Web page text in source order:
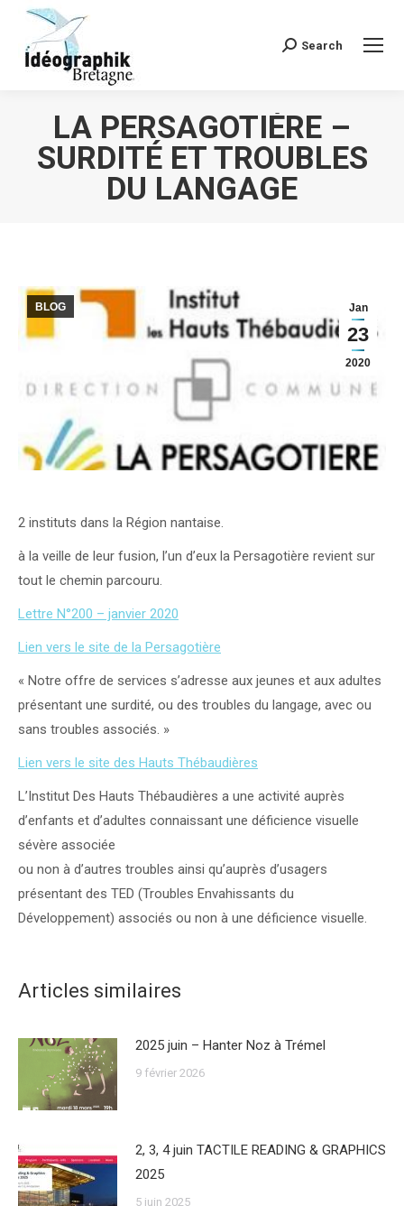
Recherche
Search
LA PERSAGOTIÈRE –
SURDITÉ ET TROUBLES
DU LANGAGE
Jan
23
2020
BLOG
2 instituts dans la Région nantaise.
à la veille de leur fusion, l’un d’eux la Persagotière revient sur
tout le chemin parcouru.
Lettre N°200 – janvier 2020
Lien vers le site de la Persagotière
« Notre offre de services s’adresse aux jeunes et aux adultes
présentant une surdité, ou des troubles du langage, avec ou
sans troubles associés. »
Lien vers le site des Hauts Thébaudières
L’Institut Des Hauts Thébaudières a une activité auprès
d’enfants et d’adultes connaissant une déficience visuelle
sévère associée
ou non à d’autres troubles ainsi qu’auprès d’usagers
présentant des TED (Troubles Envahissants du
Développement) associés ou non à une déficience visuelle.
Articles similaires
2025 juin – Hanter Noz à Trémel
9 février 2026
2, 3, 4 juin TACTILE READING & GRAPHICS
2025
5 juin 2025